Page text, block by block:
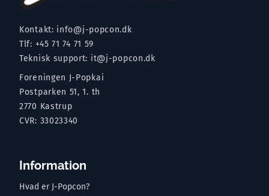
Kontakt: info@j-popcon.dk
Tlf: +45 71 74 71 59
Teknisk support: it@j-popcon.dk
Foreningen J-Popkai
Postparken 51, 1. th
2770 Kastrup
CVR: 33023340
Information
Hvad er J-Popcon?